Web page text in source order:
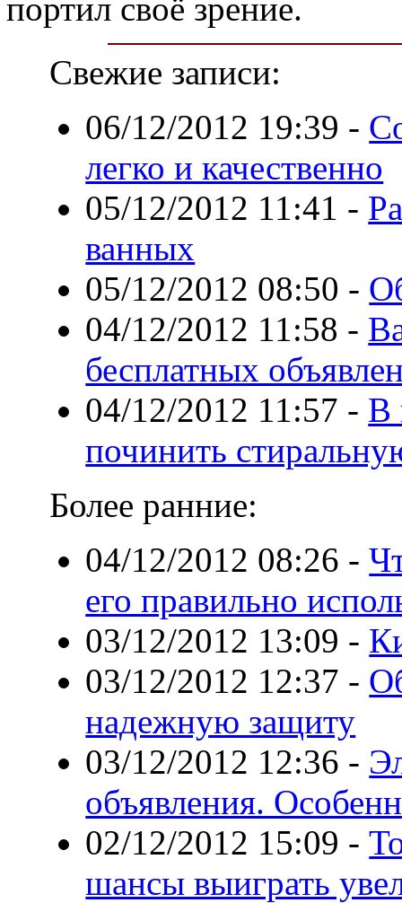
портил своё зрение.
Свежие записи:
06/12/2012 19:39 -
легко и качественно
05/12/2012 11:41 -
ванных
05/12/2012 08:50 -
04/12/2012 11:58 -
бесплатных
04/12/2012 11:57 - В
починить
Более ранние:
04/12/2012 08:26 -
его правильно
03/12/2012 13:09 -
03/12/2012 12:37 -
надежную защиту
03/12/2012 12:36 -
объявления.
02/12/2012 15:09 -
шансы выиграть